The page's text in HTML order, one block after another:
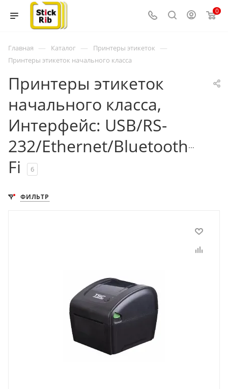
0
Главная — Каталог — Принтеры этикеток —
Принтеры этикеток начального класса
Принтеры этикеток
начального класса,
Интерфейс: USB/RS-
232/Ethernet/Bluetooth/Wi-
Fi
6
ФИЛЬТР